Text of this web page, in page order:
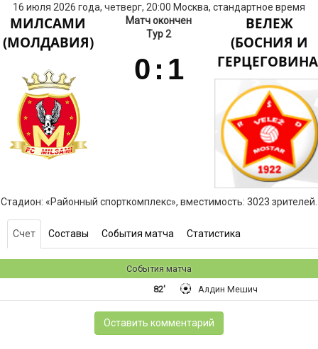
16 июля 2026 года, четверг, 20:00 Москва, стандартное время
МИЛСАМИ
(МОЛДАВИЯ)
Матч окончен
Тур 2
0 : 1
ВЕЛЕЖ
(БОСНИЯ И
Стадион: «Районный спорткомплекс», вместимость: 3023 зрителей.
Счет Составы События матча Статистика
События матча
82'
Алдин Мешич
Оставить комментарий